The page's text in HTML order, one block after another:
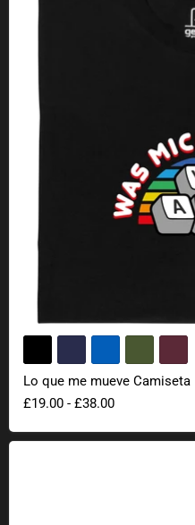
Lo que me mueve Camiseta
£19.00 - £38.00